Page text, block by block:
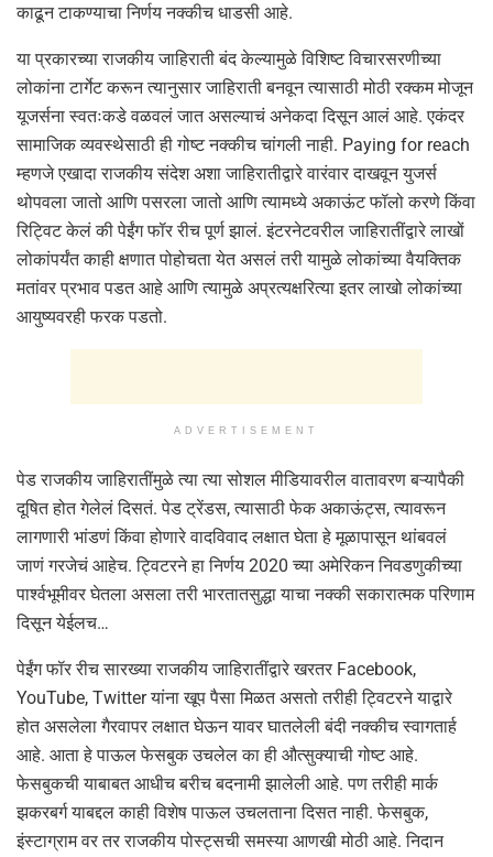
काढून टाकण्याचा निर्णय नक्कीच धाडसी आहे.
या प्रकारच्या राजकीय जाहिराती बंद केल्यामुळे विशिष्ट विचारसरणीच्या
लोकांना टार्गेट करून त्यानुसार जाहिराती बनवून त्यासाठी मोठी रक्कम मोजून
यूजर्सना स्वतःकडे वळवलं जात असल्याचं अनेकदा दिसून आलं आहे. एकंदर
सामाजिक व्यवस्थेसाठी ही गोष्ट नक्कीच चांगली नाही. Paying for reach
म्हणजे एखादा राजकीय संदेश अशा जाहिरातीद्वारे वारंवार दाखवून युजर्स
थोपवला जातो आणि पसरला जातो आणि त्यामध्ये अकाऊंट फॉलो करणे किंवा
रिट्विट केलं की पेईंग फॉर रीच पूर्ण झालं. इंटरनेटवरील जाहिरातींद्वारे लाखों
लोकांपर्यंत काही क्षणात पोहोचता येत असलं तरी यामुळे लोकांच्या वैयक्तिक
मतांवर प्रभाव पडत आहे आणि त्यामुळे अप्रत्यक्षरित्या इतर लाखो लोकांच्या
आयुष्यवरही फरक पडतो.
ADVERTISEMENT
पेड राजकीय जाहिरातींमुळे त्या त्या सोशल मीडियावरील वातावरण बऱ्यापैकी
दूषित होत गेलेलं दिसतं. पेड ट्रेंडस, त्यासाठी फेक अकाऊंट्स, त्यावरून
लागणारी भांडणं किंवा होणारे वादविवाद लक्षात घेता हे मूळापासून थांबवलं
जाणं गरजेचं आहेच. ट्विटरने हा निर्णय 2020 च्या अमेरिकन निवडणुकीच्या
पार्श्वभूमीवर घेतला असला तरी भारतातसुद्धा याचा नक्की सकारात्मक परिणाम
दिसून येईलच…
पेईंग फॉर रीच सारख्या राजकीय जाहिरातींद्वारे खरतर Facebook,
YouTube, Twitter यांना खूप पैसा मिळत असतो तरीही ट्विटरने याद्वारे
होत असलेला गैरवापर लक्षात घेऊन यावर घातलेली बंदी नक्कीच स्वागतार्ह
आहे. आता हे पाऊल फेसबुक उचलेल का ही औत्सुक्याची गोष्ट आहे.
फेसबुकची याबाबत आधीच बरीच बदनामी झालेली आहे. पण तरीही मार्क
झकरबर्ग याबद्दल काही विशेष पाऊल उचलताना दिसत नाही. फेसबुक,
इंस्टाग्राम वर तर राजकीय पोस्ट्सची समस्या आणखी मोठी आहे. निदान